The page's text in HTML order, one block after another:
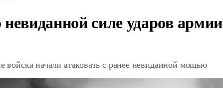
силе ударов армии
начали атаковать с ранее невиданной мощью